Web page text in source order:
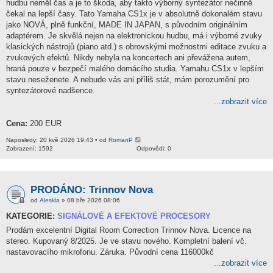
hudbu neměl čas a je to škoda, aby takto výborný syntezátor nečinně
čekal na lepší časy. Tato Yamaha CS1x je v absolutně dokonalém stavu
jako NOVÁ, plně funkční, MADE IN JAPAN, s původním originálním
adaptérem. Je skvělá nejen na elektronickou hudbu, má i výborné zvuky
klasických nástrojů (piano atd.) s obrovskými možnostmi editace zvuku a
zvukových efektů. Nikdy nebyla na koncertech ani převážena autem,
hraná pouze v bezpečí malého domácího studia. Yamahu CS1x v lepším
stavu neseženete. A nebude vás ani příliš stát, mám porozumění pro
syntezátorové nadšence.
...zobrazit více
Cena: 200 EUR
Naposledy: 20 kvě 2026 19:43 • od RomanP
Odpovědi: 0
Zobrazení: 1592
PRODÁNO: Trinnov Nova
od Aleskla » 08 bře 2026 08:06
KATEGORIE: SIGNÁLOVÉ A EFEKTOVÉ PROCESORY
Prodám excelentní Digital Room Correction Trinnov Nova. Licence na
stereo. Kupovaný 8/2025. Je ve stavu nového. Kompletní balení vč.
nastavovacího mikrofonu. Záruka. Původní cena 116000kč
...zobrazit více